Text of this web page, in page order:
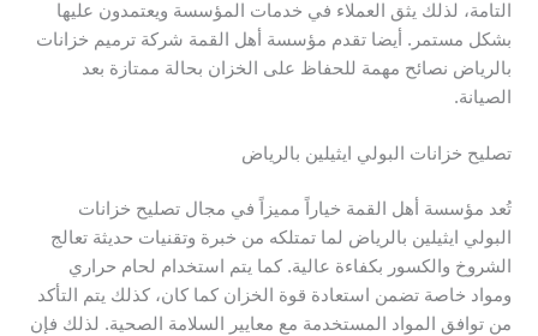
التامة، لذلك يثق العملاء في خدمات المؤسسة ويعتمدون عليها
بشكل مستمر. أيضا تقدم مؤسسة أهل القمة شركة ترميم خزانات
بالرياض نصائح مهمة للحفاظ على الخزان بحالة ممتازة بعد
الصيانة.
تصليح خزانات البولي ايثيلين بالرياض
تُعد مؤسسة أهل القمة خياراً مميزاً في مجال تصليح خزانات
البولي ايثيلين بالرياض لما تمتلكه من خبرة وتقنيات حديثة تعالج
الشروخ والكسور بكفاءة عالية. كما يتم استخدام لحام حراري
ومواد خاصة تضمن استعادة قوة الخزان كما كان، كذلك يتم التأكد
من توافق المواد المستخدمة مع معايير السلامة الصحية. لذلك فإن